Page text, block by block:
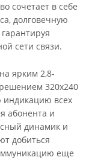
сочетает в себе
долговечную
сети связи.
ярким 2,8-
320x240
индикацию всех
абонента и
динамик и
добиться
еще